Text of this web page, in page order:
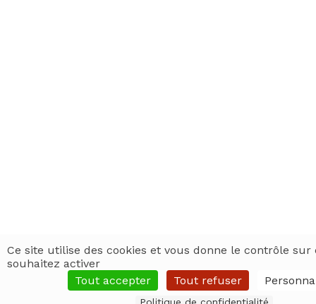
Ce site utilise des cookies et vous donne le contrôle sur
souhaitez activer
Tout accepter
Tout refuser